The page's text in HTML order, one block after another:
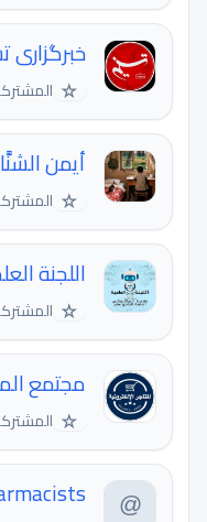
خبرگزاری
☆ المشتركين:
أيمن
☆ المشتركين:
اللجنة
☆ المشتركين:
مجتمع
☆ المشتركين: